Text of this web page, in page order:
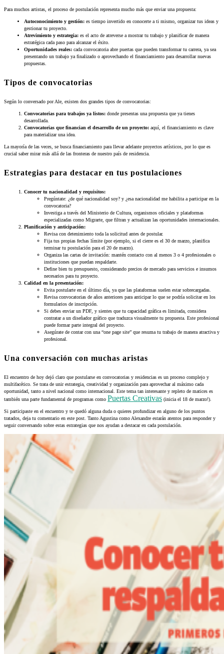
Para muchos artistas, el proceso de postulación representa mucho más que enviar una propuesta:
Autoconocimiento y gestión: es tiempo invertido en conocerte a ti mismo, organizar tus ideas y
gestionar tu proyecto.
Atrevimiento y estrategia: es el acto de atreverse a mostrar tu trabajo y planificar de manera
estratégica cada paso para alcanzar el éxito.
Oportunidades reales: cada convocatoria abre puertas que pueden transformar tu carrera, ya sea
presentando un trabajo ya finalizado o aprovechando el financiamiento para desarrollar nuevas
propuestas.
Tipos de convocatorias
Según lo conversado por Ale, existen dos grandes tipos de convocatorias:
Convocatorias para trabajos ya listos: donde presentas una propuesta que ya tienes
desarrollada.
Convocatorias que financian el desarrollo de un proyecto: aquí, el financiamiento es clave
para materializar una idea.
La mayoría de las veces, se busca financiamiento para llevar adelante proyectos artísticos, por lo que es
crucial saber mirar más allá de las fronteras de nuestro país de residencia.
Estrategias para destacar en tus postulaciones
Conocer tu nacionalidad y requisitos:
Pregúntate: ¿de qué nacionalidad soy? y ¿esa nacionalidad me habilita a participar en la
convocatoria?
Investiga a través del Ministerio de Cultura, organismos oficiales y plataformas
especializadas como Migrarte, que filtran y actualizan las oportunidades internacionales.
Planificación y anticipación:
Revisa con detenimiento toda la solicitud antes de postular.
Fija tus propias fechas límite (por ejemplo, si el cierre es el 30 de marzo, planifica
terminar tu postulación para el 20 de marzo).
Organiza las cartas de invitación: mantén contacto con al menos 3 o 4 profesionales o
instituciones que puedan respaldarte.
Define bien tu presupuesto, considerando precios de mercado para servicios e insumos
necesarios para tu proyecto.
Calidad en la presentación:
Evita postularte en el último día, ya que las plataformas suelen estar sobrecargadas.
Revisa convocatorias de años anteriores para anticipar lo que se podría solicitar en los
formularios de inscripción.
Si debes enviar un PDF, y sientes que tu capacidad gráfica es limitada, considera
contratar a un diseñador gráfico que traduzca visualmente tu propuesta. Este profesional
puede formar parte integral del proyecto.
Asegúrate de contar con una “one page site” que resuma tu trabajo de manera atractiva y
profesional.
Una conversación con muchas aristas
El encuentro de hoy dejó claro que postularse en convocatorias y residencias es un proceso complejo y
multifacético. Se trata de unir estrategia, creatividad y organización para aprovechar al máximo cada
oportunidad, tanto a nivel nacional como internacional. Este tema tan interesante y repleto de matices es
también una parte fundamental de programas como Puertas Creativas (inicia el 18 de marzo!).
Si participaste en el encuentro y te quedó alguna duda o quieres profundizar en alguno de los puntos
tratados, deja tu comentario en este post. Tanto Agustina como Alexandre estarán atentos para responder y
seguir conversando sobre estas estrategias que nos ayudan a destacar en cada postulación.